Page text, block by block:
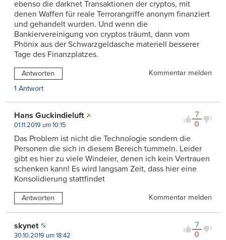
ebenso die darknet Transaktionen der cryptos, mit
denen Waffen für reale Terrorangriffe anonym finanziert
und gehandelt wurden. Und wenn die
Bankiervereinigung von cryptos träumt, dann vom
Phönix aus der Schwarzgeldasche materiell besserer
Tage des Finanzplatzes.
Antworten
Kommentar melden
1 Antwort
7
0
Hans Guckindieluft
01.11.2019 um 10:15
Das Problem ist nicht die Technologie sondern die
Personen die sich in diesem Bereich tummeln. Leider
gibt es hier zu viele Windeier, denen ich kein Vertrauen
schenken kann! Es wird langsam Zeit, dass hier eine
Konsolidierung stattfindet
Antworten Kommentar melden
7
0
skynet
30.10.2019 um 18:42